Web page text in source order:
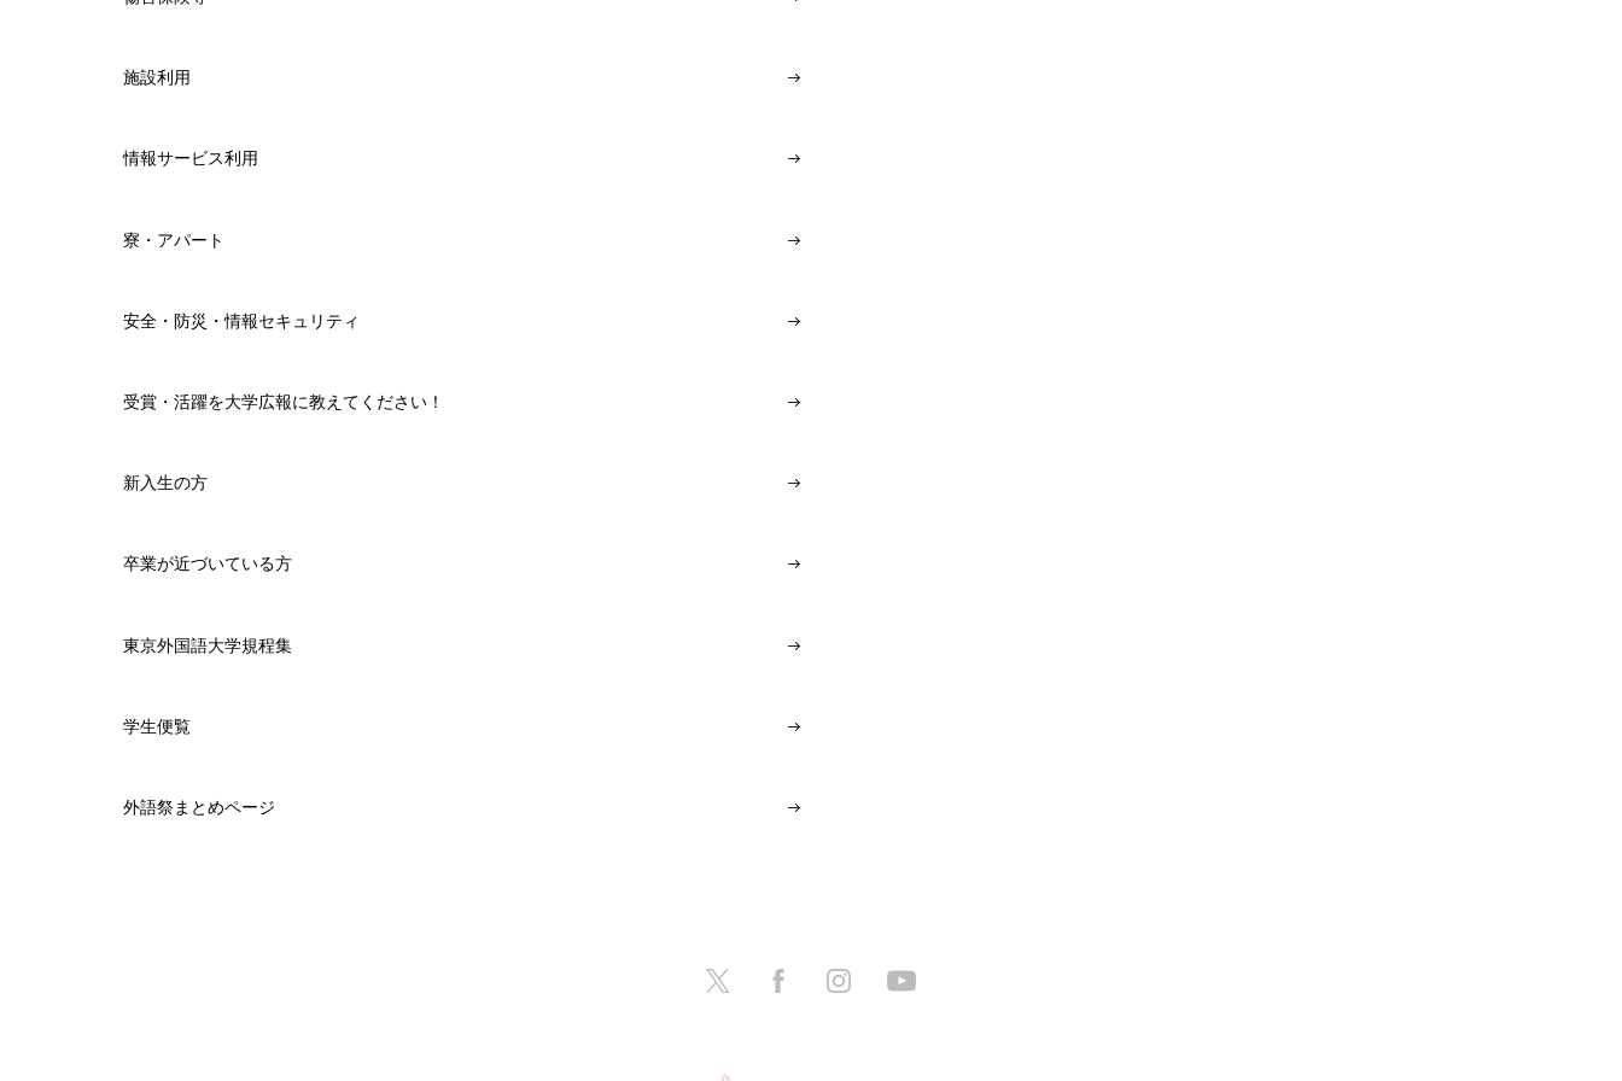
施設利用
情報サービス利用
寮・アパート
安全・防災・情報セキュリティ
受賞・活躍を大学広報に教えてください！
新入生の方
卒業が近づいている方
東京外国語大学規程集
学生便覧
外語祭まとめページ